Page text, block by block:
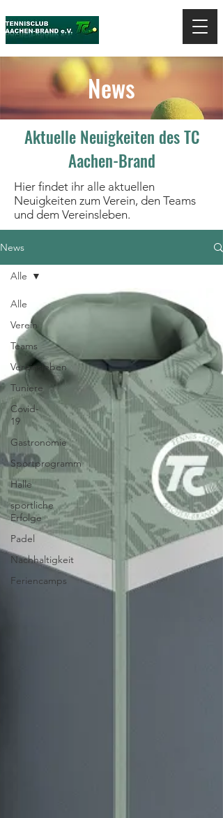
News
Aktuelle Neuigkeiten des TC
Aachen-Brand
Hier findet ihr alle aktuellen
Neuigkeiten zum Verein, den Teams
und dem Vereinsleben.
News
Alle
Verein
Teams
Vereinsleben
Tuniere
Covid-
19
Gastronomie
Sportprogramm
Halle
sportliche
Erfolge
Padel
Nachhaltigkeit
Feriencamps
Alle